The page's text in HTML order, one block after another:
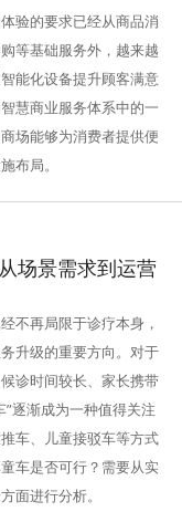
验的要求已经从商品消
等基础服务外，越来越
能化设备提升顾客满意
慧商业服务体系中的一
场能够为消费者提供便
布局。
场景需求到运营
不再局限于诊疗本身，
升级的重要方向。对于
诊时间较长、家长携带
逐渐成为一种值得关注
车、儿童接驳车等方式
车是否可行？需要从实
面进行分析。